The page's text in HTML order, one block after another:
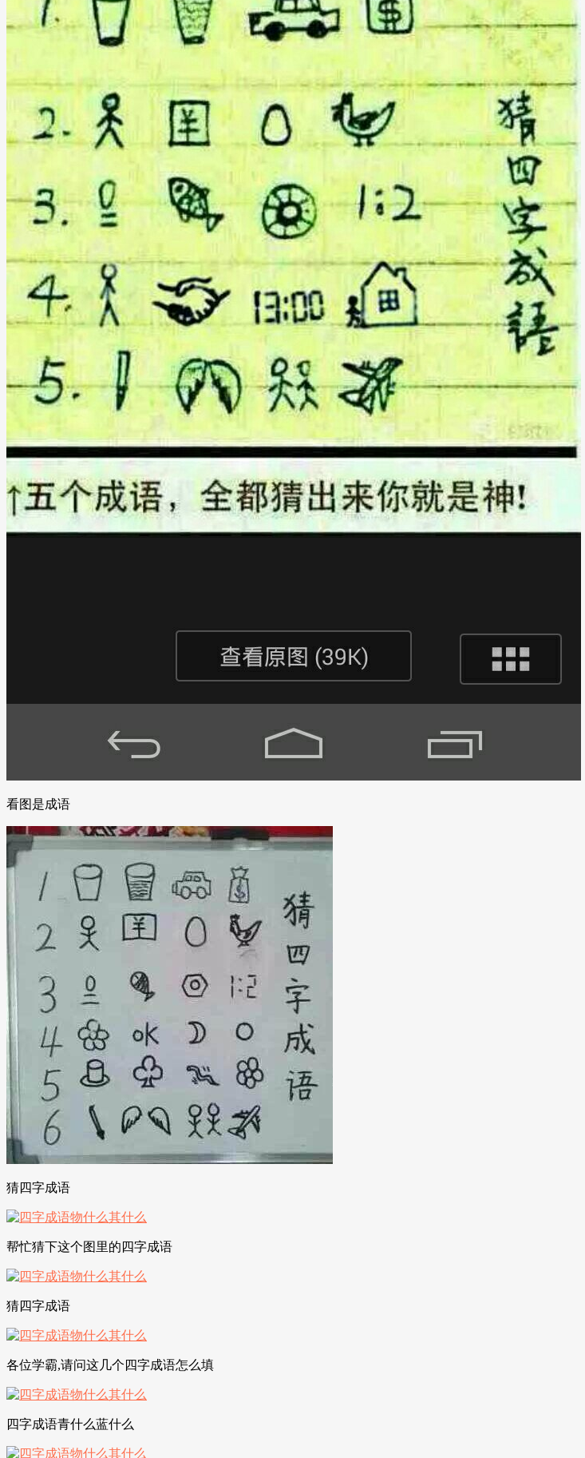
看图是成语
猜四字成语
帮忙猜下这个图里的四字成语
猜四字成语
各位学霸,请问这几个四字成语怎么填
四字成语青什么蓝什么